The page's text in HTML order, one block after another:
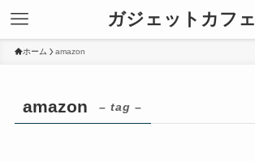
ガジェットカフェ
ホーム amazon
amazon – tag –